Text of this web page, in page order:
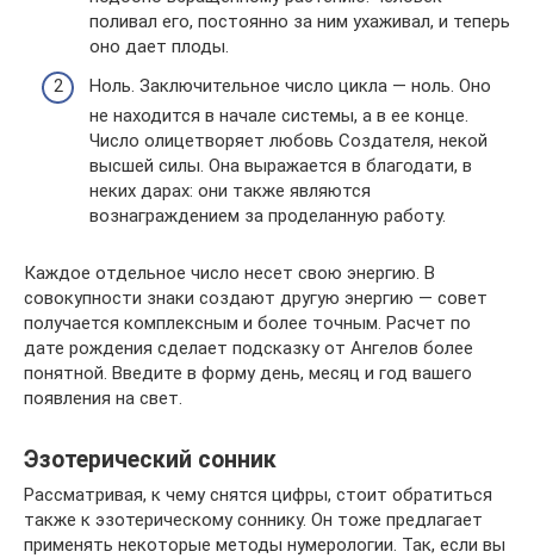
поливал его, постоянно за ним ухаживал, и теперь
оно дает плоды.
Ноль. Заключительное число цикла — ноль. Оно
не находится в начале системы, а в ее конце.
Число олицетворяет любовь Создателя, некой
высшей силы. Она выражается в благодати, в
неких дарах: они также являются
вознаграждением за проделанную работу.
Каждое отдельное число несет свою энергию. В
совокупности знаки создают другую энергию — совет
получается комплексным и более точным. Расчет по
дате рождения сделает подсказку от Ангелов более
понятной. Введите в форму день, месяц и год вашего
появления на свет.
Эзотерический сонник
Рассматривая, к чему снятся цифры, стоит обратиться
также к эзотерическому соннику. Он тоже предлагает
применять некоторые методы нумерологии. Так, если вы